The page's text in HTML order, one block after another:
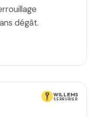
dégât.
WILLEMS
SERRURIER